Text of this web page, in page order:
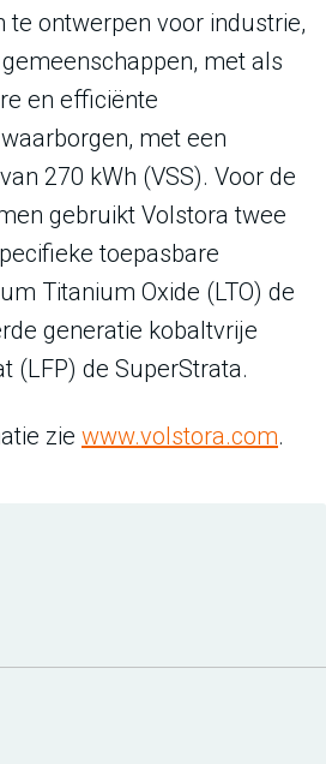
ontwerpen voor industrie,
met als
en efficiënte
met een
270 kWh (VSS). Voor de
gebruikt Volstora twee
toepasbare
Titanium Oxide (LTO) de
generatie kobaltvrije
(LFP) de SuperStrata.
zie www.volstora.com.